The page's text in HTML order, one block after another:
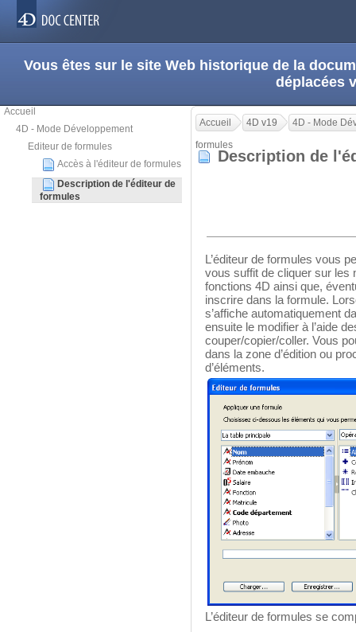
Vous êtes sur le site Web historique de la
déplacées
Accueil
4D - Mode Développement
Editeur de formules
Accès à l'éditeur de formules
Description de l'éditeur de
formules
Accueil 4D v19
4D - Mode
formules
Description de
L’éditeur de formules vous
vous suffit de cliquer sur les
fonctions 4D ainsi que,
inscrire dans la formule.
s’affiche automatiquement
ensuite le modifier à l’aide
couper/copier/coller. Vous
dans la zone d’édition ou
d’éléments.
L’éditeur de formules se